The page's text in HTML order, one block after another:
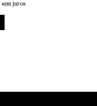
sem juros